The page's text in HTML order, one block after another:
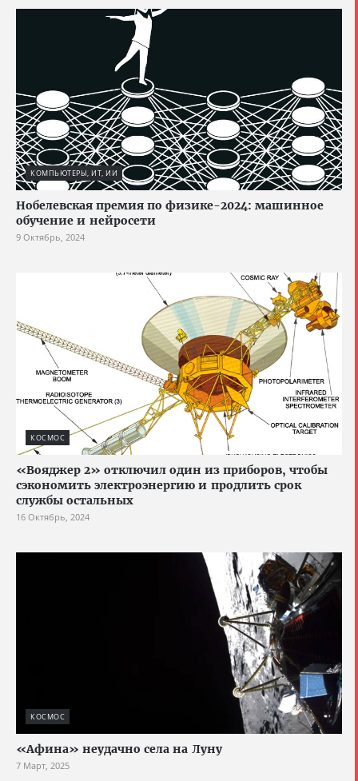
КОМПЬЮТЕРЫ, ИТ, ИИ
Нобелевская премия по физике-2024: машинное
обучение и нейросети
9 Октябрь, 2024
КОСМОС
«Вояджер 2» отключил один из приборов, чтобы
сэкономить электроэнергию и продлить срок
службы остальных
16 Октябрь, 2024
КОСМОС
«Афина» неудачно села на Луну
7 Март, 2025